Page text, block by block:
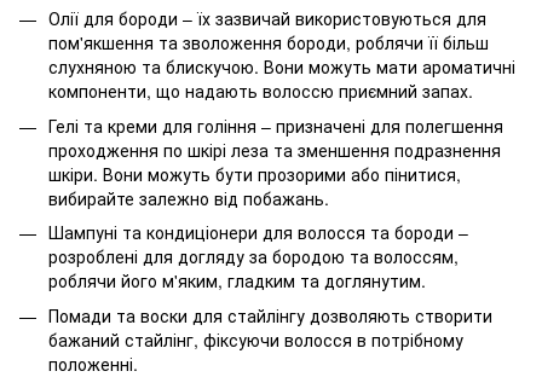
Олії для бороди – їх зазвичай використовуються для
пом'якшення та зволоження бороди, роблячи її більш
слухняною та блискучою. Вони можуть мати ароматичні
компоненти, що надають волоссю приємний запах.
Гелі та креми для гоління – призначені для полегшення
проходження по шкірі леза та зменшення подразнення
шкіри. Вони можуть бути прозорими або пінитися,
вибирайте залежно від побажань.
Шампуні та кондиціонери для волосся та бороди –
розроблені для догляду за бородою та волоссям,
роблячи його м'яким, гладким та доглянутим.
Помади та воски для стайлінгу дозволяють створити
бажаний стайлінг, фіксуючи волосся в потрібному
положенні.